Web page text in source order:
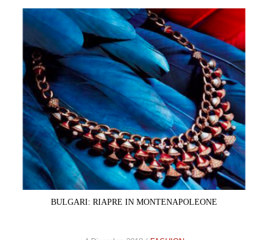
BULGARI: RIAPRE IN MONTENAPOLEONE